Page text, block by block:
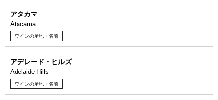
アタカマ
Atacama
ワインの産地・名前
アデレード・ヒルズ
Adelaide Hills
ワインの産地・名前